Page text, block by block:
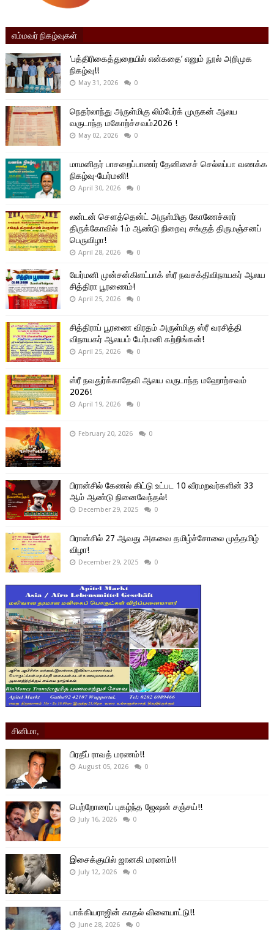
எம்மவர் நிகழ்வுகள்
'பத்திரிகைத்துறையில் என்கதை’ எனும் நூல் அறிமுக
நிகழ்வு!!
May 31, 2026 0
நெதர்லாந்து அருள்மிகு லிம்பேர்க் முருகன் ஆலய
வருடாந்த மகோற்ச்சவம்2026 !
May 02, 2026 0
மாமனிதர் பாசறைப்பாணர் தேனிசைச் செல்லப்பா வணக்க
நிகழ்வு-யேர்மனி!
April 30, 2026 0
லன்டன் சௌத்தென்ட் அருள்மிகு கோணேச்சுரர்
திருக்கோவில் 1ம் ஆண்டு நிறைவு சங்குத் திருமஞ்சனப்
பெருவிழா!
April 28, 2026 0
யேர்மனி முன்சன்கிளட்பாக் ஸ்ரீ நவசக்திவிநாயகர் ஆலய
சித்திரா பூரணைம்!
April 25, 2026 0
சித்திராப் பூரணை விரதம் அருள்மிகு ஸ்ரீ வரசித்தி
விநாயகர் ஆலயம் யேர்மனி கற்றிங்கன்!
April 25, 2026 0
ஸ்ரீ நவதுர்க்காதேவி ஆலய வருடாந்த மஹோற்சவம்
2026!
April 19, 2026 0
February 20, 2026 0
பிரான்சில் கேணல் கிட்டு உட்பட 10 வீரமறவர்களின் 33
ஆம் ஆண்டு நினைவேந்தல்!
December 29, 2025 0
பிரான்சில் 27 ஆவது அகவை தமிழ்ச்சோலை முத்தமிழ்
விழா!
December 29, 2025 0
சினிமா,
பிரதீப் ராவத் மரணம்!!
August 05, 2026 0
பெற்றோரைப் புகழ்ந்த ஜேஷன் சஞ்சய்!!
July 16, 2026 0
இசைக்குயில் ஜானகி மரணம்!!
July 12, 2026 0
பாக்கியராஜின் காதல் விளையாட்டு!!
June 28, 2026 0